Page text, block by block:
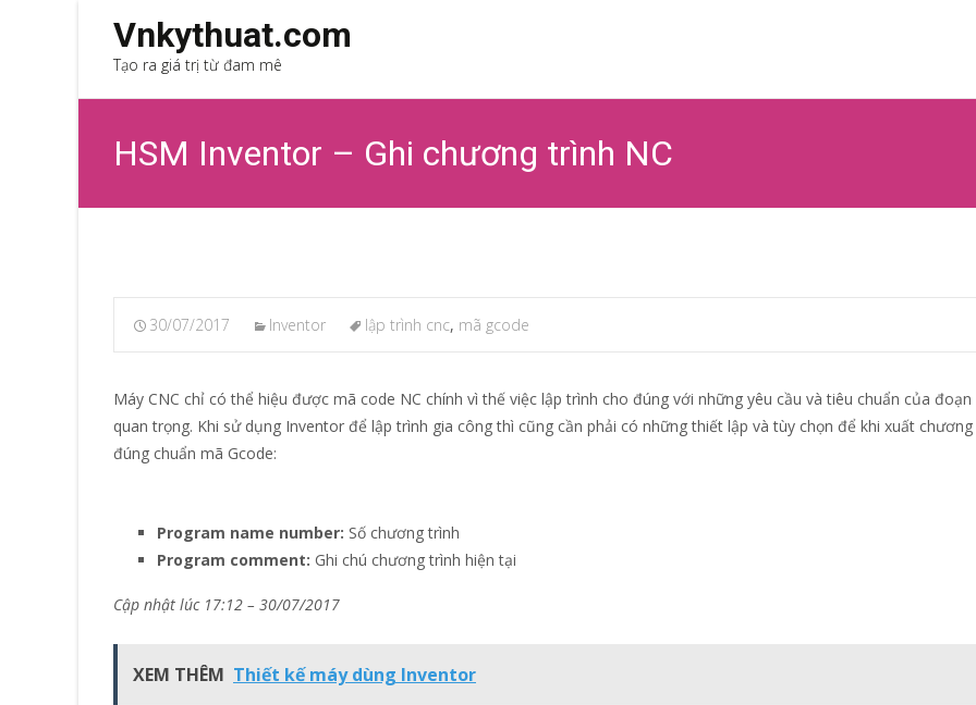
Vnkythuat.com
Tạo ra giá trị từ đam mê
HSM Inventor – Ghi chương trình NC
30/07/2017 Inventor lập trình cnc, mã gcode
Máy CNC chỉ có thể hiệu được mã code NC chính vì thế việc lập trình cho đúng với những yêu cầu và tiêu chuẩn của
quan trọng. Khi sử dụng Inventor để lập trình gia công thì cũng cần phải có những thiết lập và tùy chọn để khi xuất
đúng chuẩn mã Gcode:
Program name number: Số chương trình
Program comment: Ghi chú chương trình hiện tại
Cập nhật lúc 17:12 – 30/07/2017
XEM THÊM Thiết kế máy dùng Inventor